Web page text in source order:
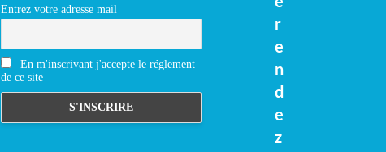
Entrez votre adresse mail
En m'inscrivant j'accepte le réglement
de ce site
r
e
n
d
e
z